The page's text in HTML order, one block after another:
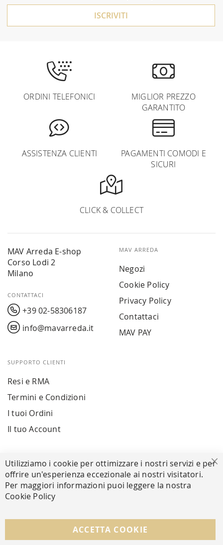
ISCRIVITI
ORDINI TELEFONICI
MIGLIOR PREZZO
GARANTITO
ASSISTENZA CLIENTI
PAGAMENTI COMODI E
SICURI
CLICK & COLLECT
MAV Arreda E-shop
Corso Lodi 2
Milano
CONTATTACI
+39 02-58306187
info@mavarreda.it
MAV ARREDA
Negozi
Cookie Policy
Privacy Policy
Contattaci
MAV PAY
SUPPORTO CLIENTI
Resi e RMA
Termini e Condizioni
I tuoi Ordini
Il tuo Account
Facebook Instagram Whatsapp
Utilizziamo i cookie per ottimizzare i nostri servizi e per
offrire un'esperienza eccezionale ai nostri visitatori.
Per maggiori informazioni puoi leggere la nostra
Cookie Policy
ACCETTA COOKIE